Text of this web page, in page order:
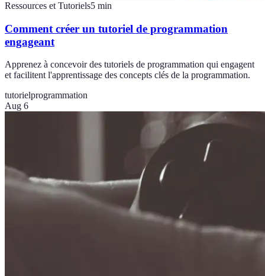
Ressources et Tutoriels5 min
Comment créer un tutoriel de programmation
engageant
Apprenez à concevoir des tutoriels de programmation qui engagent
et facilitent l'apprentissage des concepts clés de la programmation.
tutorielprogrammation
Aug 6